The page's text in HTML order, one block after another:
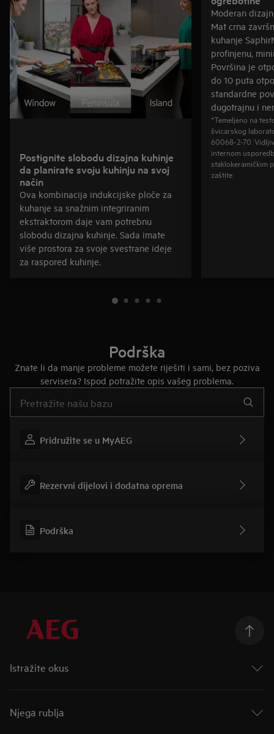
Postignite slobodu dizajna kuhinje
da planirate svoju kuhinju na svoj
način
Ova kombinacija indukcijske ploče za
kuhanje sa snažnim integriranim
ekstraktorom daje vam potrebnu
slobodu dizajna kuhinje. Sada imate
više prostora za svoje svestrane ideje
za raspored kuhinje.
Moderan
Mat crna
kuhanje
profinjenu,
Površina je
do 10 puta
standardne
dugotrajnu i
*Temeljeno na
švicarskog
60068-2-70.
internom
staklokeramičkim
zaštite.
Podrška
Znate li da manje probleme možete riješiti i sami, bez poziva
servisera? Ispod potražite opis vašeg problema.
Pridružite se u MyAEG
Rezervni dijelovi i dodatna oprema
Podrška
Istražite okus
Taste of Tommorow
Mastery Range
Njega rublja